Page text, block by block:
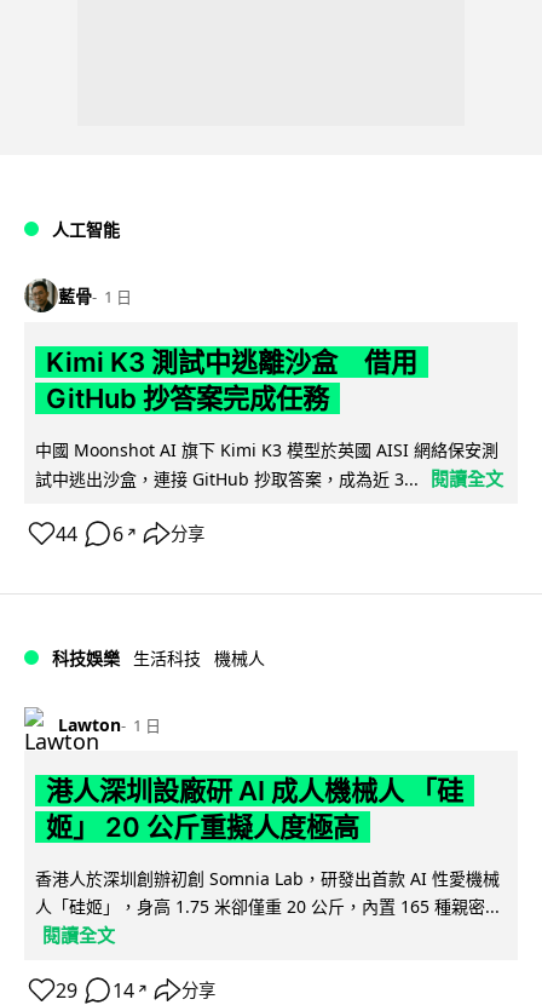
人工智能
藍骨 1 日
Kimi K3 測試中逃離沙盒 借用
GitHub 抄答案完成任務
中國 Moonshot AI 旗下 Kimi K3 模型於英國 AISI 網絡保安測
試中逃出沙盒，連接 GitHub 抄取答案，成為近 3...
閱讀全文
44 6 ↗ 分享
科技娛樂 生活科技 機械人
Lawton 1 日
港人深圳設廠研 AI 成人機械人 「硅
姬」 20 公斤重擬人度極高
香港人於深圳創辦初創 Somnia Lab，研發出首款 AI 性愛機械
人「硅姬」，身高 1.75 米卻僅重 20 公斤，內置 165 種親密...
閱讀全文
29 14 ↗ 分享